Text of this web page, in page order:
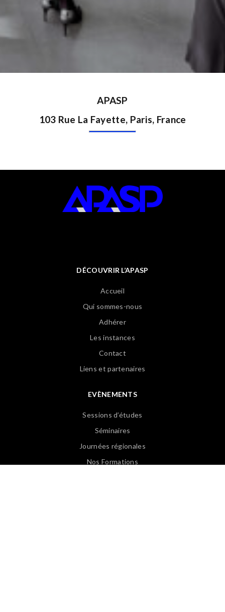
APASP
103 Rue La Fayette, Paris, France
DÉCOUVRIR L’APASP
Accueil
Qui sommes-nous
Adhérer
Les instances
Contact
Liens et partenaires
EVÈNEMENTS
Sessions d’études
Séminaires
Journées régionales
Nos Formations